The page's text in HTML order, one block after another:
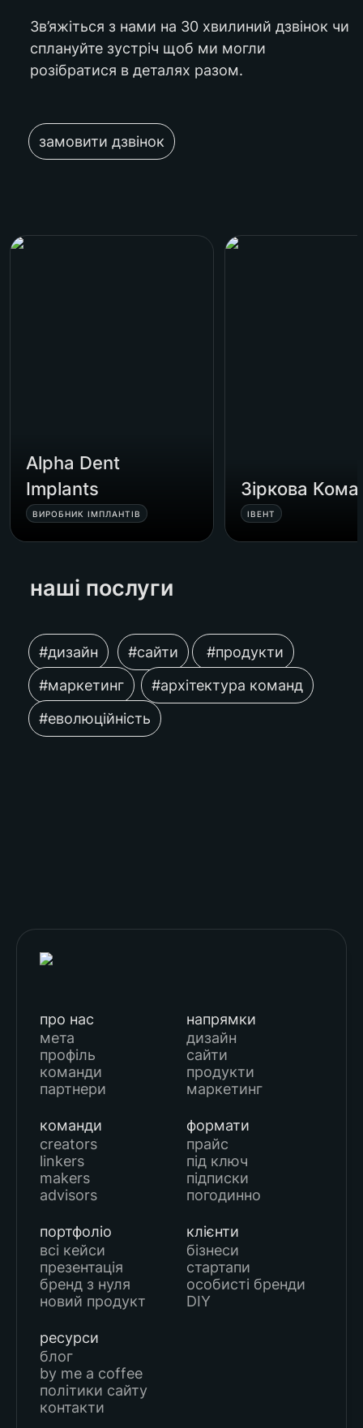
Зв’яжіться з нами на 30 хвилиний дзвінок чи
сплануйте зустріч щоб ми могли
розібратися в деталях разом.
замовити дзвінок
Alpha Dent Implants
Alpha Dent
Implants
ВИРОБНИК ІМПЛАНТІВ
Зіркова Команда
Зіркова
ІВЕНТ
наші послуги
#дизайн #сайти
#продукти
#маркетинг
#архітектура команд
#еволюційність
про нас
мета
профіль
команди
партнери
напрямки
дизайн
сайти
продукти
маркетинг
команди
creators
linkers
makers
advisors
формати
прайс
під ключ
підписки
погодинно
портфоліо
всі кейси
презентація
бренд з нуля
новий продукт
клієнти
бізнеси
стартапи
особисті бренди
DIY
ресурси
блог
by me a coffee
політики сайту
контакти